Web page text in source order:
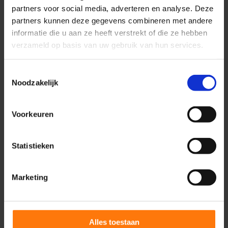
partners voor social media, adverteren en analyse. Deze
partners kunnen deze gegevens combineren met andere
informatie die u aan ze heeft verstrekt of die ze hebben
verzameld op basis van uw gebruik van hun services.
Noodzakelijk
Voorkeuren
Statistieken
Marketing
Alles toestaan
Wie is Medifactor
koers willen varen.
Of het nu gaat om groei voor jouw praktijk, cliënten
aantrekken die bij jouw specialisme passen, het